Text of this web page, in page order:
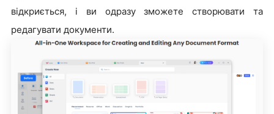
відкриється, і ви одразу зможете створювати та
редагувати документи.